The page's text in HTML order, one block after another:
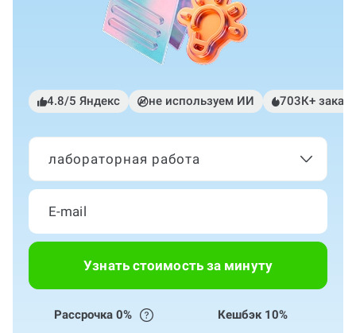
4.8/5 Яндекс не используем ИИ 703К+
лабораторная работа
Узнать стоимость за минуту
Рассрочка 0% Кешбэк 10%